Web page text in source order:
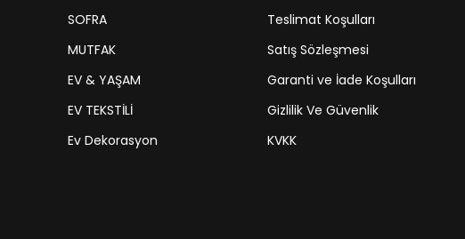
SOFRA
MUTFAK
EV & YAŞAM
EV TEKSTİLİ
Ev Dekorasyon
Teslimat Koşulları
Satış Sözleşmesi
Garanti ve İade Koşulları
Gizlilik Ve Güvenlik
KVKK